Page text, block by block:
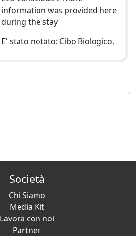
information was provided here
during the stay.
E' stato notato: Cibo Biologico.
Società
Chi Siamo
Media Kit
Lavora con noi
Partner